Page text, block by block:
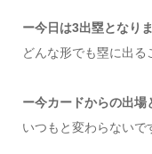
ー今日は3出塁となり
どんな形でも塁に出る
ー今カードからの出
いつもと変わらないで